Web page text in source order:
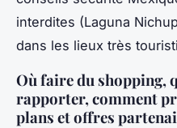
interdites (Laguna
dans les lieux très
Où faire du shopping,
rapporter, comment
plans et offres